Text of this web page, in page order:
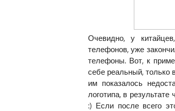
Очевидно, у
телефонов, уже
телефоны. Вот, к
себе реальный, только
им показалось
логотипа, в
:) Если после всего